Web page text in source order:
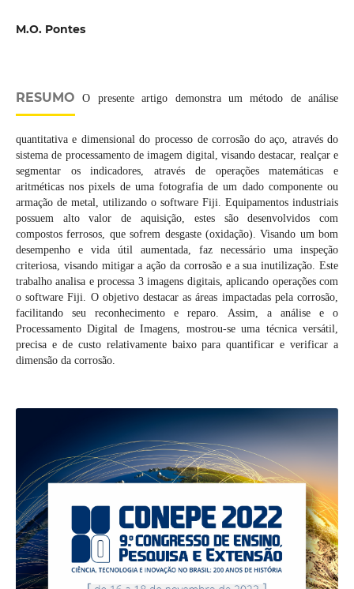
M.O. Pontes
RESUMO O presente artigo demonstra um método de análise
quantitativa e dimensional do processo de corrosão do aço, através do
sistema de processamento de imagem digital, visando destacar, realçar e
segmentar os indicadores, através de operações matemáticas e
aritméticas nos pixels de uma fotografia de um dado componente ou
armação de metal, utilizando o software Fiji. Equipamentos industriais
possuem alto valor de aquisição, estes são desenvolvidos com
compostos ferrosos, que sofrem desgaste (oxidação). Visando um bom
desempenho e vida útil aumentada, faz necessário uma inspeção
criteriosa, visando mitigar a ação da corrosão e a sua inutilização. Este
trabalho analisa e processa 3 imagens digitais, aplicando operações com
o software Fiji. O objetivo destacar as áreas impactadas pela corrosão,
facilitando seu reconhecimento e reparo. Assim, a análise e o
Processamento Digital de Imagens, mostrou-se uma técnica versátil,
precisa e de custo relativamente baixo para quantificar e verificar a
dimensão da corrosão.